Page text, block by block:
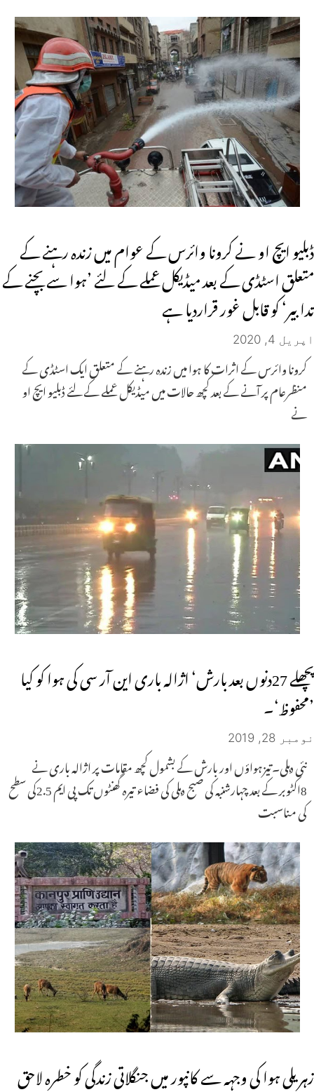
ڈبلیو ایچ او نے کرونا وائرس کے عوام میں زندہ رہنے کے
متعلق اسٹڈی کے بعد میڈیکل عملے کے لئے ’ہوا سے بچنے کے
تدابیر‘ کو قابل غور قراردیا ہے
اپریل 4, 2020
کرونا وائرس کے اثرات کا ہوا میں زندہ رہنے کے متعلق ایک اسٹڈی کے
منظرعام پر آنے کے بعد کچھ حالات میں میڈیکل عملے کے لئے ڈبلیو ایچ او
نے
پچھلے 27دنوں بعد بارش‘ اژالہ باری این آر سی کی ہوا کو کیا
’محفوظ‘۔
نومبر 28, 2019
نئی دہلی۔تیزہواؤں اور بارش کے بشمول کچھ مقامات پر اژالہ باری نے
8اکٹوبر کے بعد چہارشنبہ کی صبح دہلی کی فضاء تیرہ گھنٹوں تک پی ایم 2.5کی سطح
کی مناسبت
زہریلی ہوا کی وجہہ سے کانپور میں جنگلاتی زندگی کو خطرہ لاحق